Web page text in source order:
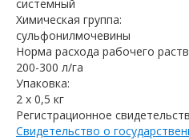
системный
Химическая группа:
сульфонилмочевины
Норма расхода рабочего
200-300 л/га
Упаковка:
2 х 0,5 кг
Регистрационное
Свидетельство о